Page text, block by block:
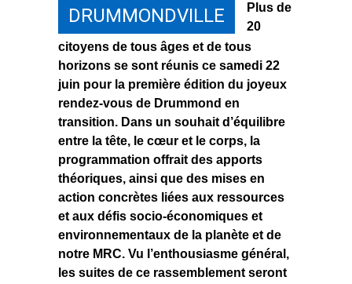
DRUMMONDVILLE
Plus de
20
citoyens de tous âges et de tous
horizons se sont réunis ce samedi 22
juin pour la première édition du joyeux
rendez-vous de Drummond en
transition. Dans un souhait d’équilibre
entre la tête, le cœur et le corps, la
programmation offrait des apports
théoriques, ainsi que des mises en
action concrètes liées aux ressources
et aux défis socio-économiques et
environnementaux de la planète et de
notre MRC. Vu l’enthousiasme général,
les suites de ce rassemblement seront